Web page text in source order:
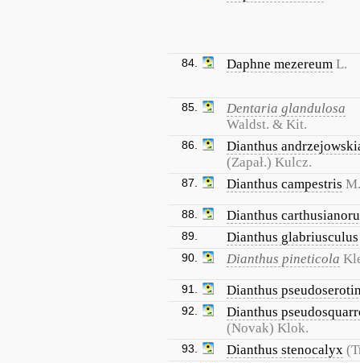
84. Daphne mezereum L.
85.
Dentaria glandulosa
Waldst. & Kit.
86.
Dianthus
(Zapał.) Kulcz.
87. Dianthus campestris
88. Dianthus
89. Dianthus glabriusculus
90. Dianthus pineticola
91. Dianthus
92.
Dianthus
(Novak) Klok.
93. Dianthus stenocalyx